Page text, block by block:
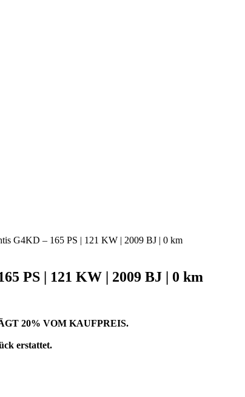
G4KD – 165 PS | 121 KW | 2009 BJ | 0 km
PS | 121 KW | 2009 BJ | 0 km
20% VOM KAUFPREIS.
erstattet.